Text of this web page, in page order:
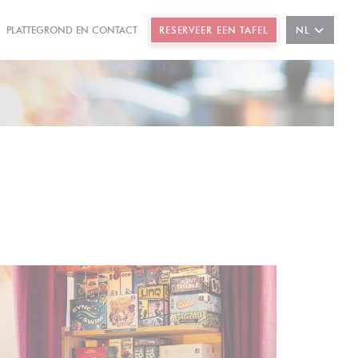
IN EEN NIEUW VENSTER))
((OPENT IN EEN NIEUW VENSTER))
PLATTEGROND EN CONTACT RESERVEER EEN TAFEL NL